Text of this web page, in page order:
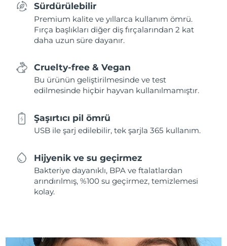
Sürdürülebilir
Premium kalite ve yıllarca kullanım ömrü.
Fırça başlıkları diğer diş fırçalarından 2 kat
daha uzun süre dayanır.
Cruelty-free & Vegan
Bu ürünün geliştirilmesinde ve test
edilmesinde hiçbir hayvan kullanılmamıştır.
Şaşırtıcı pil ömrü
USB ile şarj edilebilir, tek şarjla 365 kullanım.
Hijyenik ve su geçirmez
Bakteriye dayanıklı, BPA ve ftalatlardan
arındırılmış, %100 su geçirmez, temizlemesi
kolay.